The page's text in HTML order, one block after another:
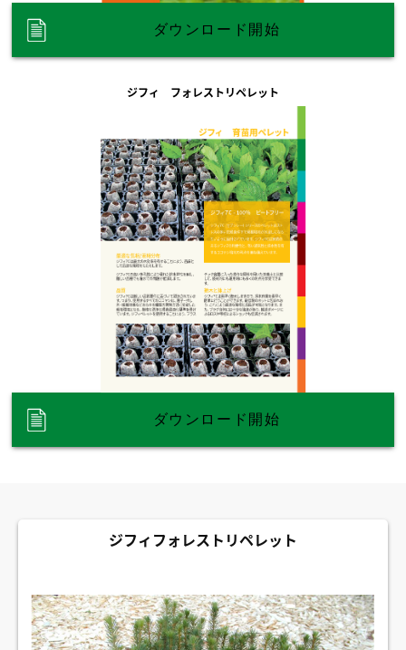
ダウンロード開始
ジフィ フォレストリペレット
ダウンロード開始
ジフィフォレストリペレット